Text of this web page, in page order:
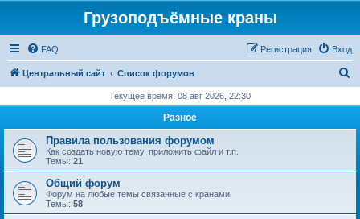
Грузоподъёмные краны
FAQ Вход
Регистрация
Центральный сайт Список форумов
с
Текущее время: 08 авг 2026, 22:30
Разное
Правила пользования форумом
Как создать новую тему, приложить файл и т.п.
Темы: 21
Общий форум
Форум на любые темы связанные с кранами.
Темы: 58